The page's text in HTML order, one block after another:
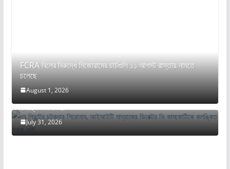
FCRA বিলের বিরুদ্ধে মিজোরামের চার্চগুলি ১১ আগস্ট রাস্তায় নামতে
চলেছে
August 1, 2026
দ্য প্রিন্টের চটকদার শিরোনাম, আইআইটি মাদ্রাজের ডিরেক্টর ভি কামকোটিকে
কলঙ্কিত করার চেষ্টা
July 31, 2026